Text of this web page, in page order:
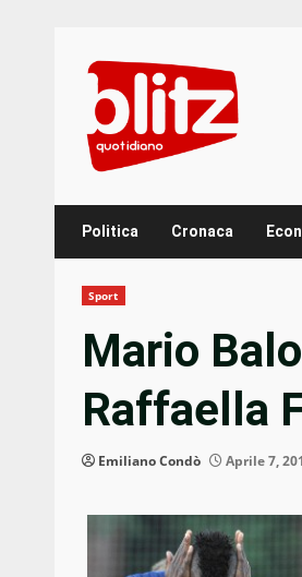
content
Politica Cronaca
Sport
Mario
Raffaella
Emiliano Condò Aprile 7,